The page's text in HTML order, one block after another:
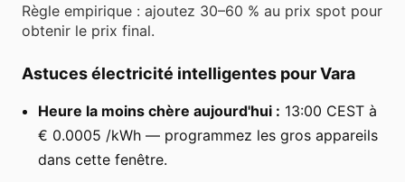
Règle empirique : ajoutez 30–60 % au prix spot pour
obtenir le prix final.
Astuces électricité intelligentes pour Vara
Heure la moins chère aujourd'hui : 13:00 CEST à
€ 0.0005 /kWh — programmez les gros appareils
dans cette fenêtre.